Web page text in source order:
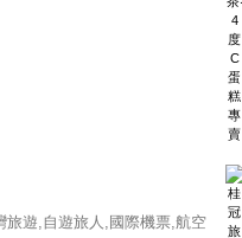
旅遊,自遊旅人,國際機票,航空